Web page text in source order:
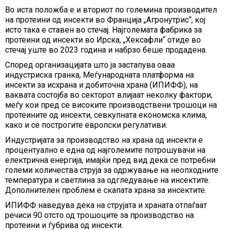
Во иста положба е и вториот по големина производител
на протеини од инсекти во Франција „Агронутрис“, кој
исто така е ставен во стечај. Најголемата фабрика за
протеини од инсекти во Ирска, „Хексафли“ отиде во
стечај уште во 2023 година и набрзо беше продадена.
Според организацијата што ја застапува оваа
индустриска гранка, Меѓународната платформа на
инсекти за исхрана и добиточна храна (ИПИФФ), на
ваквата состојба во секторот влијаат неколку фактори,
меѓу кои пред се високите производствени трошоци на
протеините од инсекти, севкупната економска клима,
како и се построгите европски регулативи.
Индустријата за производство на храна од инсекти е
процентуално е една од најголемите потрошувачи на
електрична енергија, имајќи пред вид дека се потребни
големи количества струја за одржување на неопходните
температура и светлина за одгледување на инсектите.
Дополнителен проблем е скапата храна за инсектите.
ИПИФФ наведува дека на струјата и храната отпаѓаат
речиси 90 отсто од трошоците за производство на
протеини и ѓубрива од инсекти.